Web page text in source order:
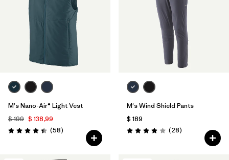
M's Nano-Air® Light Vest
$ 199 $ 138,99
Valoración: 4.4 / 5
(58Comentarios
)
M's Wind Shield Pants
$ 189
Valoración: 3.9 / 5
(28Comentarios
)